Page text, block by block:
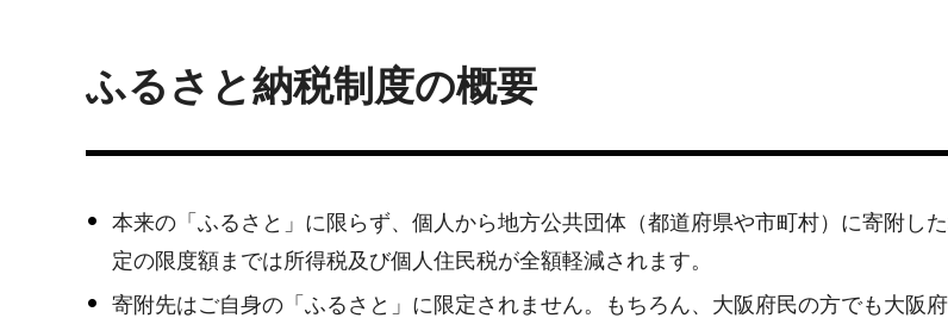
ふるさと納税制度の概要
本来の「ふるさと」に限らず、個人から地方公共団体（都道府県や市町村）に寄附し
定の限度額までは所得税及び個人住民税が全額軽減されます。
寄附先はご自身の「ふるさと」に限定されません。もちろん、大阪府民の方でも大阪府